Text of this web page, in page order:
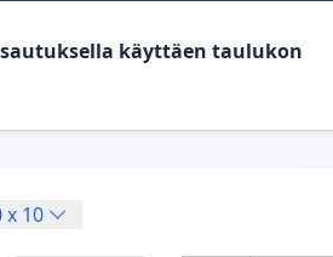
käyttäen taulukon
x 10